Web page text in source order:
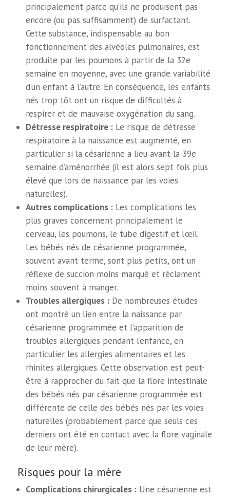
principalement parce qu’ils ne produisent pas
encore (ou pas suffisamment) de surfactant.
Cette substance, indispensable au bon
fonctionnement des alvéoles pulmonaires, est
produite par les poumons à partir de la 32e
semaine en moyenne, avec une grande variabilité
d’un enfant à l’autre. En conséquence, les enfants
nés trop tôt ont un risque de difficultés à
respirer et de mauvaise oxygénation du sang.
Détresse respiratoire : Le risque de détresse
respiratoire à la naissance est augmenté, en
particulier si la césarienne a lieu avant la 39e
semaine d’aménorrhée (il est alors sept fois plus
élevé que lors de naissance par les voies
naturelles).
Autres complications : Les complications les
plus graves concernent principalement le
cerveau, les poumons, le tube digestif et l’œil.
Les bébés nés de césarienne programmée,
souvent avant terme, sont plus petits, ont un
réflexe de succion moins marqué et réclament
moins souvent à manger.
Troubles allergiques : De nombreuses études
ont montré un lien entre la naissance par
césarienne programmée et l’apparition de
troubles allergiques pendant l’enfance, en
particulier les allergies alimentaires et les
rhinites allergiques. Cette observation est peut-
être à rapprocher du fait que la flore intestinale
des bébés nés par césarienne programmée est
différente de celle des bébés nés par les voies
naturelles (probablement parce que seuls ces
derniers ont été en contact avec la flore vaginale
de leur mère).
Risques pour la mère
Complications chirurgicales : Une césarienne est